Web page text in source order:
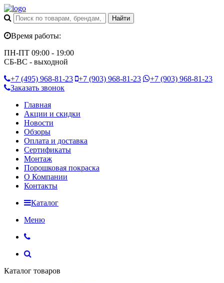
Время работы:
ПН-ПТ 09:00 - 19:00
СБ-ВС - выходной
+7 (495) 968-81-23 +7 (903) 968-81-23 +7 (903) 968-81-23
Заказать звонок
Главная
Акции и скидки
Новости
Обзоры
Оплата и доставка
Сертификаты
Монтаж
Порошковая покраска
О Компании
Контакты
Каталог
Меню
Каталог товаров